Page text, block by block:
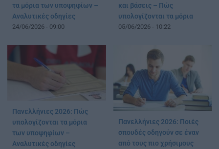
τα μόρια των υποψηφίων –
Αναλυτικές οδηγίες
24/06/2026 - 09:00
και βάσεις – Πώς
υπολογίζονται τα μόρια
05/06/2026 - 10:22
Πανελλήνιες 2026: Πώς
υπολογίζονται τα μόρια
των υποψηφίων –
Αναλυτικές οδηγίες
Πανελλήνιες 2026: Ποιές
σπουδές οδηγούν σε έναν
από τους πιο χρήσιμους